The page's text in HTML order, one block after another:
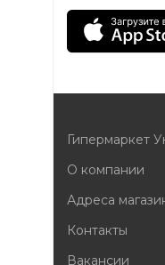
Гипермаркет
О компании
Адреса
Контакты
Вакансии